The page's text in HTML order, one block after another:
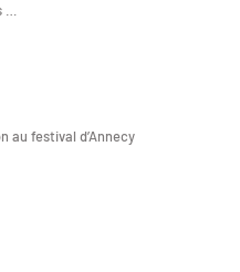
au festival d’Annecy